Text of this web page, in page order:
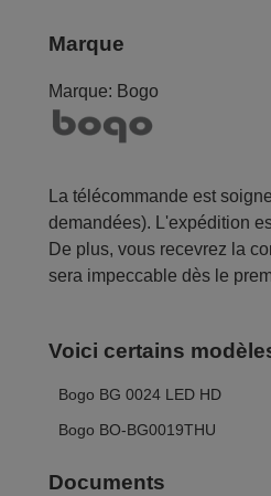
Marque
Marque: Bogo
La télécommande est
demandées). L'expédition
De plus, vous recevrez la
sera impeccable dès le
Voici certains
Bogo BG 0024 LED HD
Bogo BO-BG0019THU
Documents